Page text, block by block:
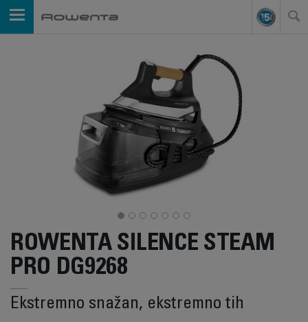
ROWENTA SILENCE STEAM
PRO DG9268
Ekstremno snažan, ekstremno tih